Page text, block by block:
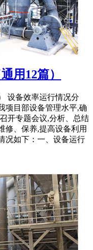
用12篇）
设备效率运行情况分
项目部设备管理水平,确
开专题会议,分析、总结
修、保养,提高设备利用
况如下：一、设备运行